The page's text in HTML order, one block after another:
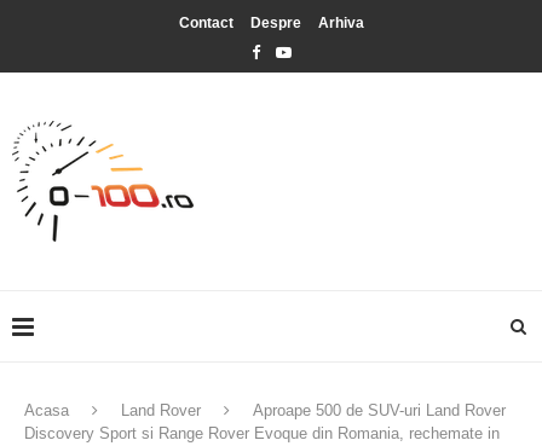
Contact Despre Arhiva
Acasa Land Rover
Aproape 500 de SUV-uri Land Rover
Discovery Sport si Range Rover Evoque din Romania, rechemate in